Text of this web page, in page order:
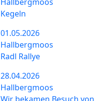
Kegeln
01.05.2026
Hallbergmoos
Radl Rallye
28.04.2026
Hallbergmoos